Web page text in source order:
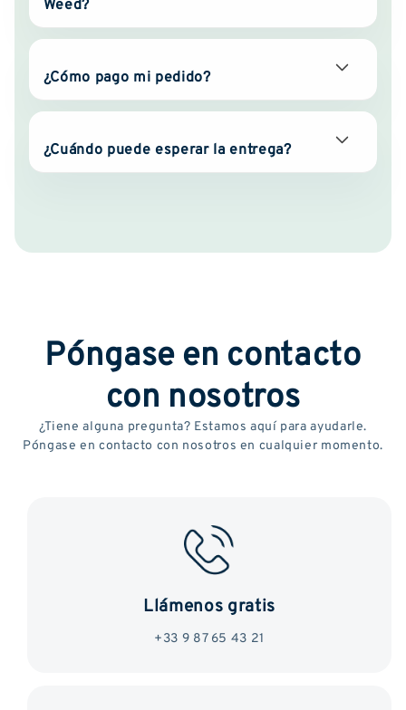
¿Cómo pago mi pedido?
¿Cuándo puede esperar la entrega?
Póngase en contacto
con nosotros
¿Tiene alguna pregunta? Estamos aquí para ayudarle.
Póngase en contacto con nosotros en cualquier momento.
Llámenos gratis
+33 9 87 65 43 21